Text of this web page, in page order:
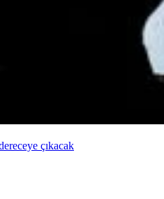
çıkacak